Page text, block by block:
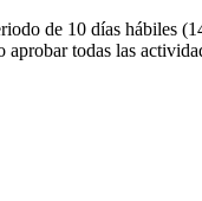
de 10 días hábiles
aprobar todas las